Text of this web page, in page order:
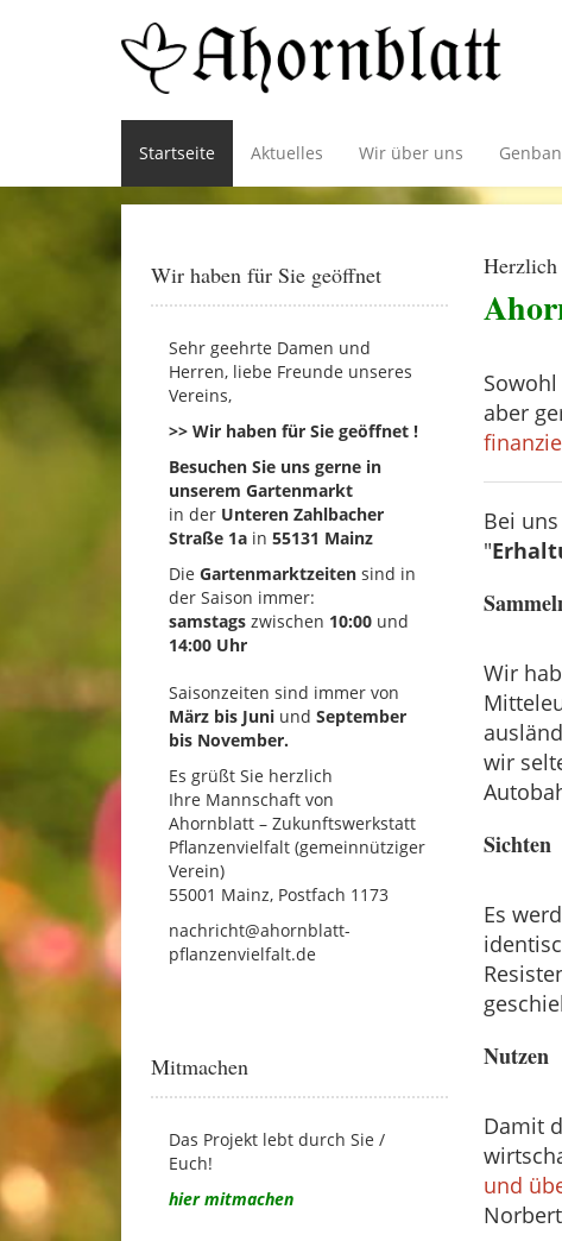
Startseite Aktuelles Wir über uns
Herzlich
aber
Bei
"Erhalt
Wir
wir
Sichten
Es
Nutzen
Damit
und
Wir haben für Sie geöffnet
Sehr geehrte Damen und
Herren, liebe Freunde unseres
Vereins,
>> Wir haben für Sie geöffnet !
Besuchen Sie uns gerne in
unserem Gartenmarkt
in der Unteren Zahlbacher
Straße 1a in 55131 Mainz
Die Gartenmarktzeiten sind in
der Saison immer:
samstags zwischen 10:00 und
14:00 Uhr
Saisonzeiten sind immer von
März bis Juni und September
bis November.
Es grüßt Sie herzlich
Ihre Mannschaft von
Ahornblatt – Zukunftswerkstatt
Pflanzenvielfalt (gemeinnütziger
Verein)
55001 Mainz, Postfach 1173
nachricht@ahornblatt-
pflanzenvielfalt.de
Mitmachen
Das Projekt lebt durch Sie /
Euch!
hier mitmachen